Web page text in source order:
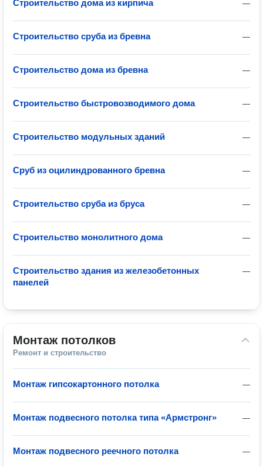
—
Строительство дома из кирпича
—
Строительство сруба из бревна
—
Строительство дома из бревна
—
Строительство быстровозводимого дома
—
Строительство модульных зданий
—
Сруб из оцилиндрованного бревна
—
Строительство сруба из бруса
—
Строительство монолитного дома
—
Строительство здания из железобетонных
панелей
Монтаж потолков
Ремонт и строительство
—
Монтаж гипсокартонного потолка
—
Монтаж подвесного потолка типа «Армстронг»
—
Монтаж подвесного реечного потолка